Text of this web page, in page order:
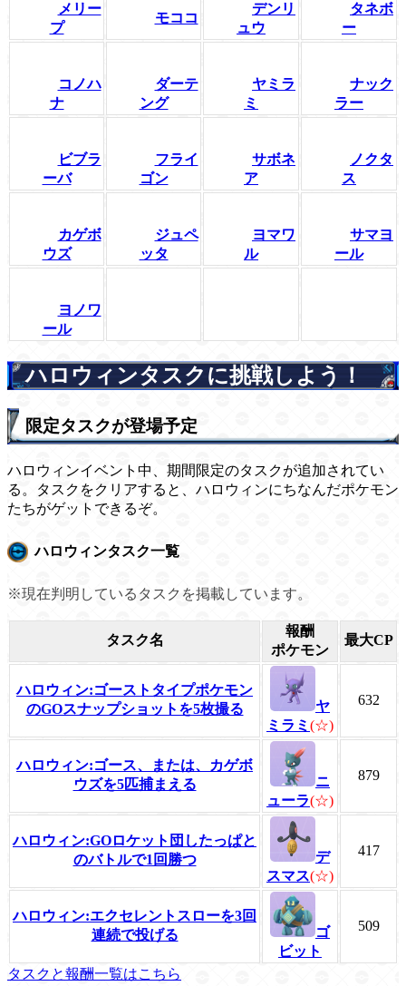
メリー
プ
モココ
デンリ
ュウ
タネボ
ー
コノハ
ナ
ダーテ
ング
ヤミラ
ミ
ナック
ラー
ビブラ
ーバ
フライ
ゴン
サボネ
ア
ノクタ
ス
カゲボ
ウズ
ジュペ
ッタ
ヨマワ
ル
サマヨ
ール
ヨノワ
ール
ハロウィンタスクに挑戦しよう！
限定タスクが登場予定
ハロウィンイベント中、期間限定のタスクが追加されてい
る。タスクをクリアすると、ハロウィンにちなんだポケモン
たちがゲットできるぞ。
ハロウィンタスク一覧
※現在判明しているタスクを掲載しています。
タスク名
報酬
ポケモン
最大CP
ハロウィン:ゴーストタイプポケモン
のGOスナップショットを5枚撮る
ヤ
ミラミ (☆)
632
ハロウィン:ゴース、または、カゲボ
ウズを5匹捕まえる
ニ
ューラ(☆)
879
ハロウィン:GOロケット団したっぱと
のバトルで1回勝つ
デ
スマス(☆)
417
ハロウィン:エクセレントスローを3回
連続で投げる
ゴ
ビット
509
タスクと報酬一覧はこちら